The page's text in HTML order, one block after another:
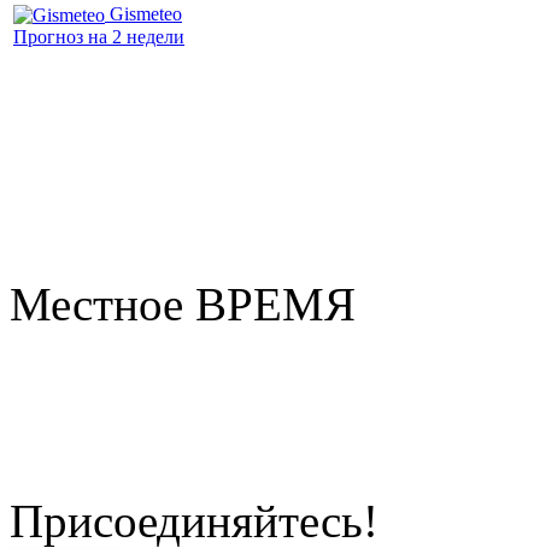
Gismeteo
Прогноз на 2 недели
Местное ВРЕМЯ
Присоединяйтесь!